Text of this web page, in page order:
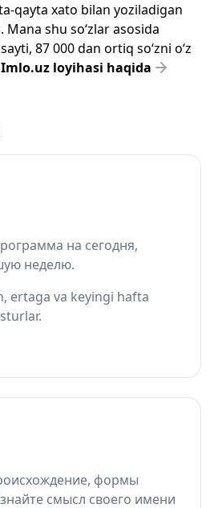
qayta xato bilan yoziladigan
shu so‘zlar asosida
87 000 dan ortiq so‘zni o‘z
loyihasi haqida
на сегодня,
неделю.
ertaga va keyingi hafta
формы
смысл своего имени